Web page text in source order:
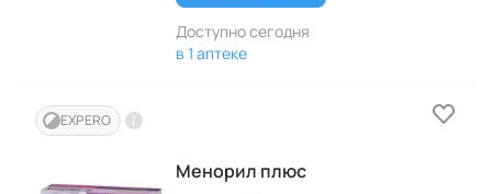
Доступно сегодня
в 1 аптеке
EXPERO
Менорил плюс